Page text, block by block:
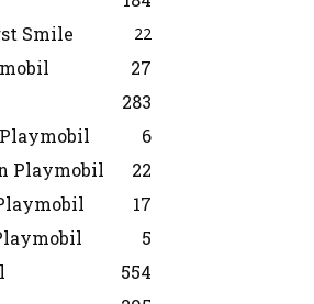
Smile
22
27
283
6
Playmobil
22
17
5
554